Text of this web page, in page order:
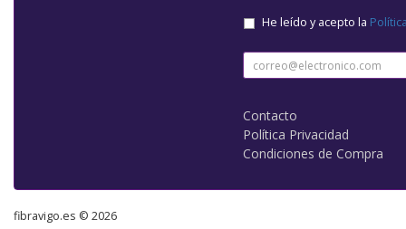
He leído y acepto la
Contacto
Política Privacidad
Condiciones de Compra
fibravigo.es © 2026